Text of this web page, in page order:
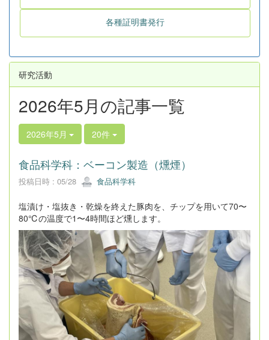
各種証明書発行
研究活動
2026年5月の記事一覧
2026年5月 20件
食品科学科：ベーコン製造（燻煙）
投稿日時 : 05/28 食品科学科
塩漬け・塩抜き・乾燥を終えた豚肉を、チップを用いて70〜
80℃の温度で1〜4時間ほど燻します。